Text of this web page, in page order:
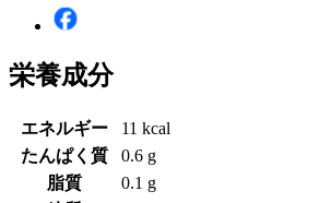
栄養成分
エネルギー
11 kcal
たんぱく質
0.6 g
脂質
0.1 g